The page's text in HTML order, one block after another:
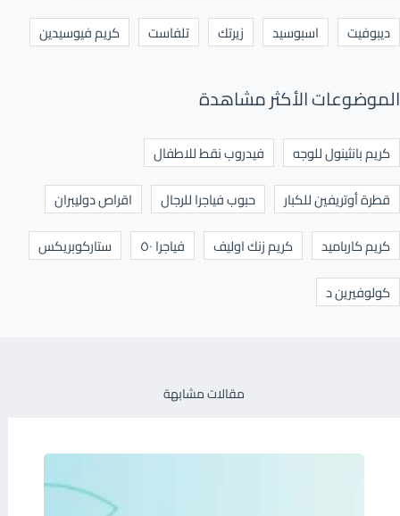
ديبوفيت
اسبوسيد زيرتك تلفاست كريم فيوسيدين
الموضوعات الأكثر مشاهدة
كريم بانثينول للوجه
فيدروب نقط للاطفال
قطرة أوتريفين للكبار
حبوب فياجرا للرجال
اقراص دوليبران
كريم كارباميد
كريم زنك اوليف فياجرا ٥٠
ستاركوبريكس
كولوفيرين د
مقالات مشابهة